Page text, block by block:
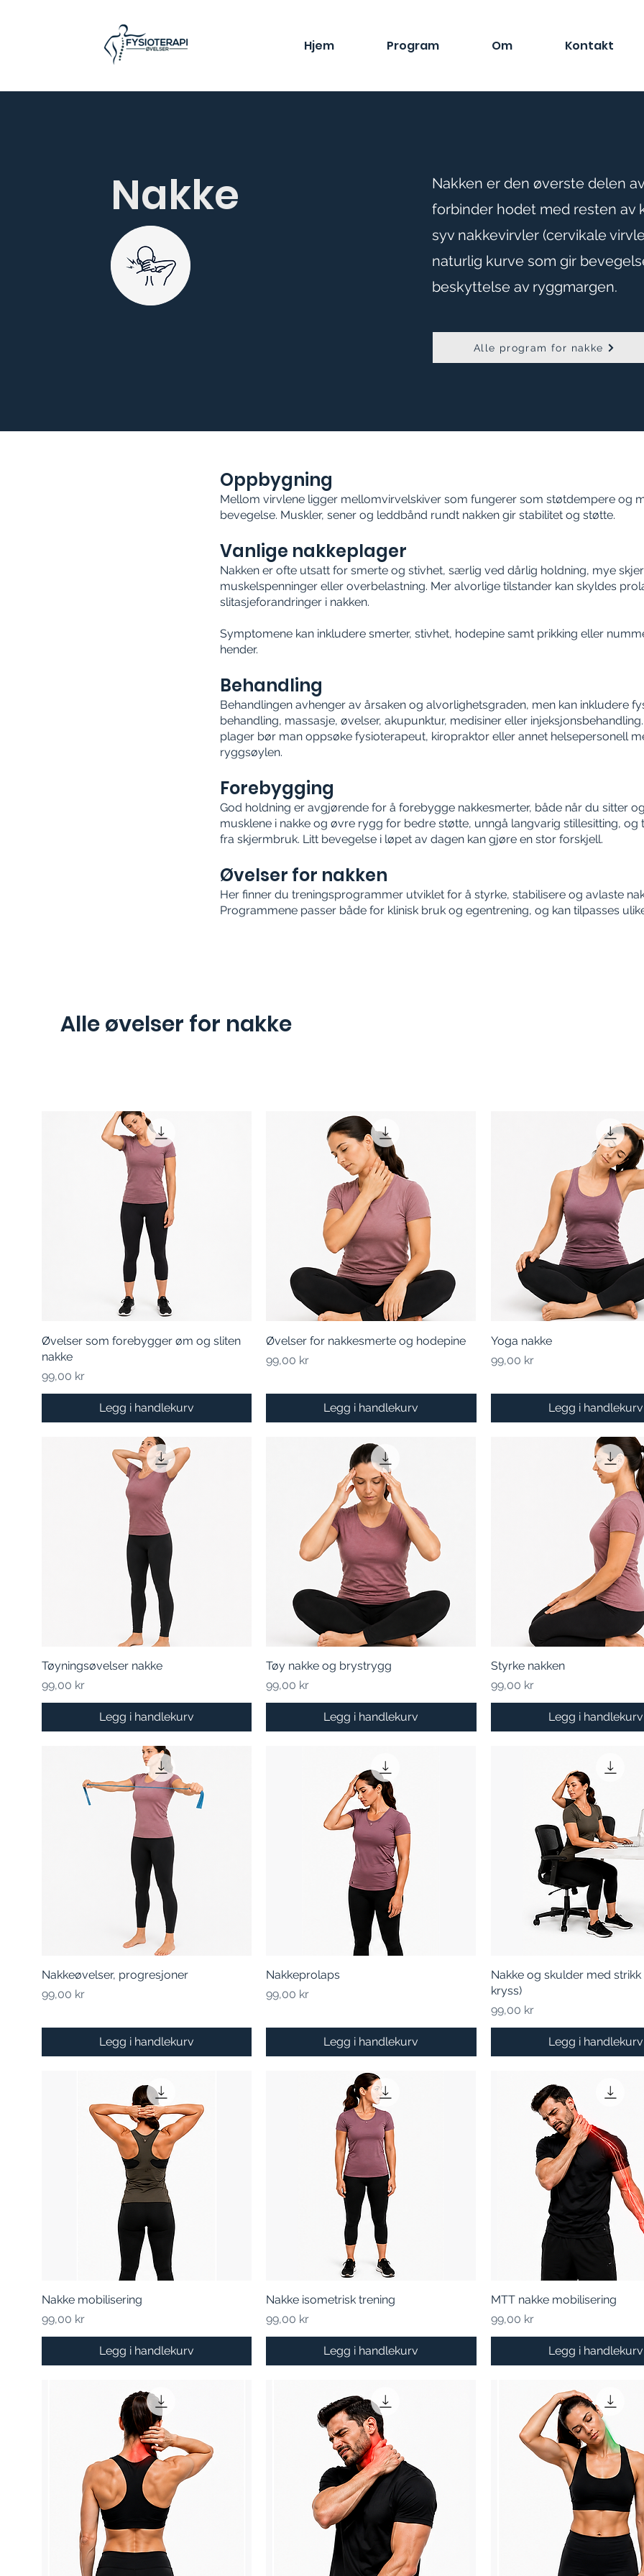
Hjem Program Om Kontakt
Nakke
Nakken er den øverste delen
forbinder hodet med resten av
syv nakkevirvler (cervikale
naturlig kurve som gir
beskyttelse av ryggmargen.
Alle program for nakke
Oppbygning
Mellom virvlene ligger mellomvirvelskiver som fungerer som støtdempere og
bevegelse. Muskler, sener og leddbånd rundt nakken gir stabilitet og støtte.
Vanlige nakkeplager
Nakken er ofte utsatt for smerte og stivhet, særlig ved dårlig holdning, mye
muskelspenninger eller overbelastning. Mer alvorlige tilstander kan skyldes
slitasjeforandringer i nakken.
Symptomene kan inkludere smerter, stivhet, hodepine samt prikking eller
hender.
Behandling
Behandlingen avhenger av årsaken og alvorlighetsgraden, men kan inkludere
behandling, massasje, øvelser, akupunktur, medisiner eller
plager bør man oppsøke fysioterapeut, kiropraktor eller annet helsepersonell
ryggsøylen.
Forebygging
God holdning er avgjørende for å forebygge nakkesmerter, både når du sitter
musklene i nakke og øvre rygg for bedre støtte, unngå langvarig stillesitting, og
fra skjermbruk. Litt bevegelse i løpet av dagen kan gjøre en stor forskjell.
Øvelser for nakken
Her finner du treningsprogrammer utviklet for å styrke, stabilisere og avlaste
Programmene passer både for klinisk bruk og egentrening, og kan tilpasses
Alle øvelser for nakke
Hurtigvisning
Øvelser som forebygger øm og sliten
nakke
Pris
99,00 kr
Legg i handlekurv
Hurtigvisning
Øvelser for nakkesmerte og hodepine
Pris
99,00 kr
Legg i handlekurv
Yoga nakke
Pris
99,00 kr
Legg i handlekurv
Hurtigvisning
Tøyningsøvelser nakke
Pris
99,00 kr
Legg i handlekurv
Hurtigvisning
Tøy nakke og brystrygg
Pris
99,00 kr
Legg i handlekurv
Styrke nakken
Pris
99,00 kr
Legg i handlekurv
Hurtigvisning
Nakkeøvelser, progresjoner
Pris
99,00 kr
Legg i handlekurv
Nakkeprolaps
Pris
99,00 kr
Legg i handlekurv
Hurtigvisning
Nakke og skulder med strikk
kryss)
Pris
99,00 kr
Legg i handlekurv
Hurtigvisning
Nakke mobilisering
Pris
99,00 kr
Legg i handlekurv
Hurtigvisning
Nakke isometrisk trening
Pris
99,00 kr
Legg i handlekurv
Hurtigvisning
MTT nakke mobilisering
Pris
99,00 kr
Legg i handlekurv